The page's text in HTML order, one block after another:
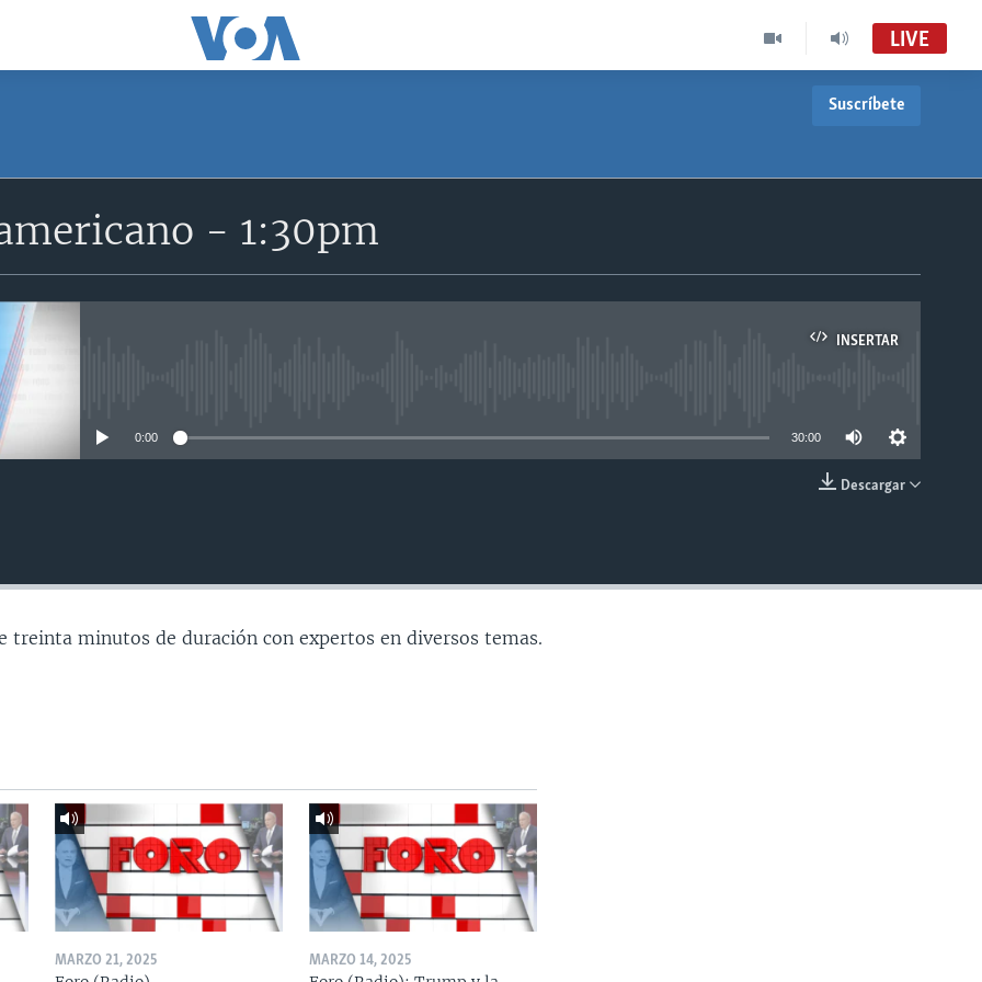
LIVE
Suscríbete
- 1:30pm
INSERTAR
0:00 30:00
Descargar
treinta minutos de duración con expertos en diversos temas.
MARZO 21, 2025 MARZO 14, 2025